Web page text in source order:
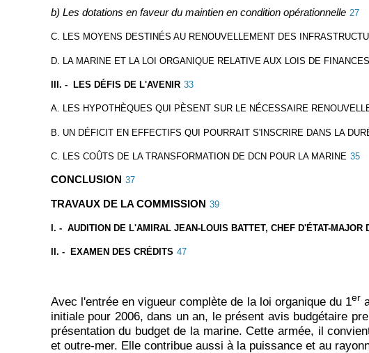
b) Les dotations en faveur du maintien en condition opérationnelle 27
C. LES MOYENS DESTINÉS AU RENOUVELLEMENT DES
D. LA MARINE ET LA LOI ORGANIQUE RELATIVE AUX LOIS DE
III. - LES DÉFIS DE L'AVENIR 33
A. LES HYPOTHÈQUES QUI PÈSENT SUR LE NÉCESSAIRE
B. UN DÉFICIT EN EFFECTIFS QUI POURRAIT S'INSCRIRE DANS LA
C. LES COÛTS DE LA TRANSFORMATION DE DCN POUR LA MARINE 35
CONCLUSION 37
TRAVAUX DE LA COMMISSION 39
I. - AUDITION DE L'AMIRAL JEAN-LOUIS BATTET, CHEF D'ÉTAT-MAJOR
II. - EXAMEN DES CRÉDITS 47
Avec l'entrée en vigueur complète de la loi organique du 1er
initiale pour 2006, dans un an, le présent avis budgétaire
présentation du budget de la marine. Cette armée, il
et outre-mer. Elle contribue aussi à la puissance et au